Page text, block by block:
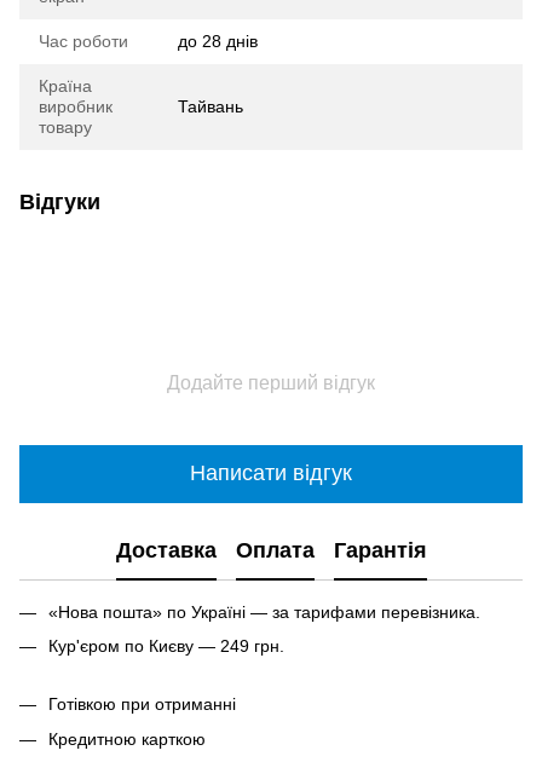
Час роботи до 28 днів
Країна
виробник
товару
Тайвань
Відгуки
Додайте перший відгук
Написати відгук
Доставка Оплата Гарантія
«Нова пошта» по Україні — за тарифами перевізника.
Кур'єром по Києву — 249 грн.
Готівкою при отриманні
Кредитною карткою